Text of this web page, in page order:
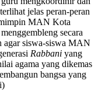
jelas peran-peran
MAN Kota
secara
agar siswa-siswa MAN
Rabbani yang
agama yang dikemas
bangsa yang